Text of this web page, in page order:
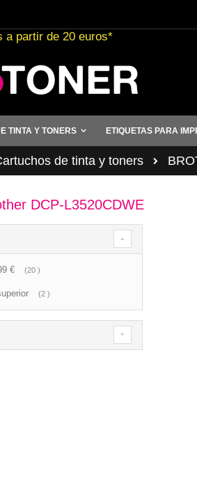
a partir de 20 euros*
TINTA Y TONERS ETIQUETAS PARA
de tinta y toners
DCP-L3520CDWE
€ 20 artículo
2 artículo